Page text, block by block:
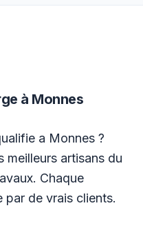
à Monnes
a Monnes ?
meilleurs artisans du
Chaque
par de vrais clients.